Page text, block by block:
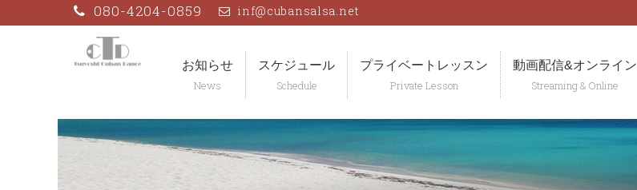
to
080-4204-0859 inf@cubansalsa.net
お知らせ スケジュール プライベートレッスン 動画配信&オンライン